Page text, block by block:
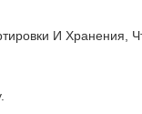
И Хранения,